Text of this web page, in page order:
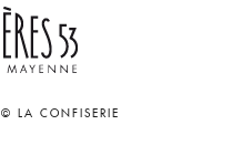
© LA CONFISERIE